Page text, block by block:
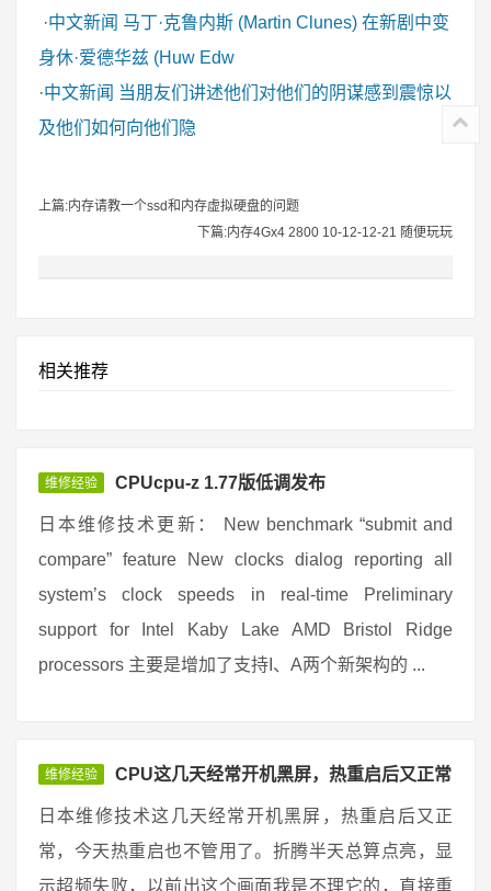
·中文新闻 马丁·克鲁内斯 (Martin Clunes) 在新剧中变
身休·爱德华兹 (Huw Edw
·中文新闻 当朋友们讲述他们对他们的阴谋感到震惊以
及他们如何向他们隐
上篇:内存请教一个ssd和内存虚拟硬盘的问题
下篇:内存4Gx4 2800 10-12-12-21 随便玩玩
相关推荐
维修经验 CPUcpu-z 1.77版低调发布
日本维修技术更新： New benchmark “submit and
compare” feature New clocks dialog reporting all
system’s clock speeds in real-time Preliminary
support for Intel Kaby Lake AMD Bristol Ridge
processors 主要是增加了支持I、A两个新架构的 ...
维修经验 CPU这几天经常开机黑屏，热重启后又正常
日本维修技术这几天经常开机黑屏，热重启后又正
常，今天热重启也不管用了。折腾半天总算点亮，显
示超频失败，以前出这个画面我是不理它的，直接重